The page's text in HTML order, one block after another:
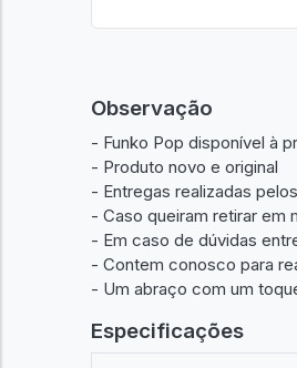
Observação
- Funko Pop disponível à
- Produto novo e original
- Entregas realizadas
- Caso queiram retirar em
- Em caso de dúvidas
- Contem conosco para
- Um abraço com um
Especificações